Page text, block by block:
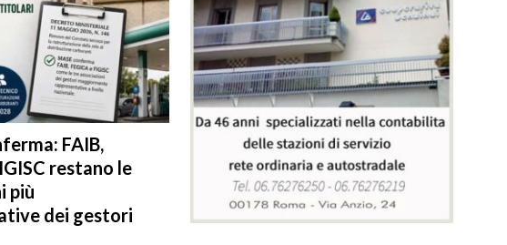
le
SERIA
FAIB,
restano le
più
dei gestori